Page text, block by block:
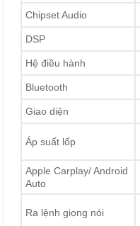
Chipset Audio
DSP
Hệ điều hành
Bluetooth
Giao diện
Áp suất lốp
Apple Carplay/ Android
Auto
Ra lệnh giọng nói